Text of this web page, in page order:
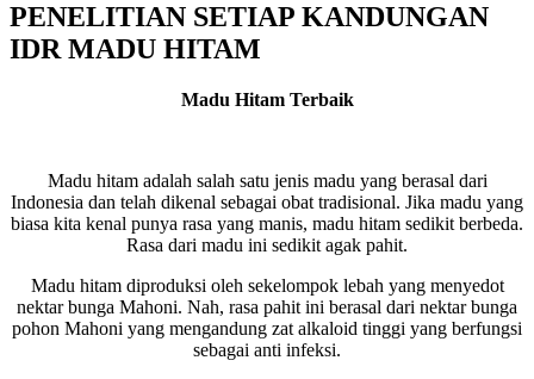
PENELITIAN SETIAP KANDUNGAN
IDR MADU HITAM
Madu Hitam Terbaik
Madu hitam adalah salah satu jenis madu yang berasal dari
Indonesia dan telah dikenal sebagai obat tradisional. Jika madu yang
biasa kita kenal punya rasa yang manis, madu hitam sedikit berbeda.
Rasa dari madu ini sedikit agak pahit.
Madu hitam diproduksi oleh sekelompok lebah yang menyedot
nektar bunga Mahoni. Nah, rasa pahit ini berasal dari nektar bunga
pohon Mahoni yang mengandung zat alkaloid tinggi yang berfungsi
sebagai anti infeksi.